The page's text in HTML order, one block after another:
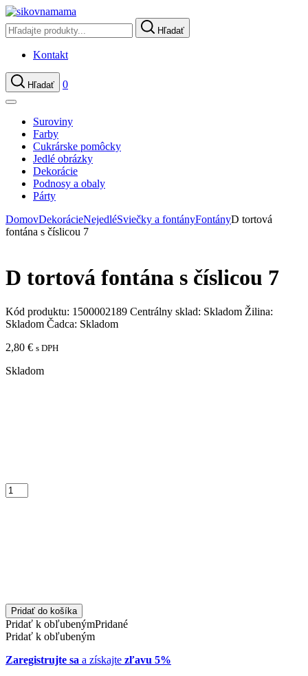
Hľadať
Kontakt
Hľadať 0
Suroviny
Farby
Cukrárske pomôcky
Jedlé obrázky
Dekorácie
Podnosy a obaly
Párty
DomovDekorácieNejedléSviečky a fontányFontányD tortová
fontána s číslicou 7
D tortová fontána s číslicou 7
Kód produktu: 1500002189 Centrálny sklad: Skladom Žilina:
Skladom Čadca: Skladom
2,80 € s DPH
Skladom
Pridať do košíka
Pridať k obľubenýmPridané
Pridať k obľubeným
Zaregistrujte sa a získajte zľavu 5%